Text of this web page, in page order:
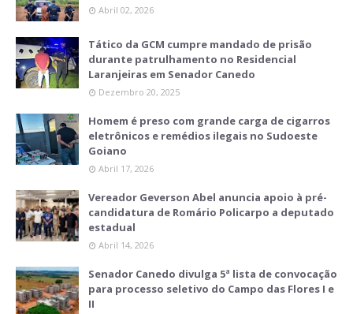
Abril 02, 2026
Tático da GCM cumpre mandado de prisão
durante patrulhamento no Residencial
Laranjeiras em Senador Canedo
Dezembro 20, 2025
Homem é preso com grande carga de cigarros
eletrônicos e remédios ilegais no Sudoeste
Goiano
Abril 17, 2026
Vereador Geverson Abel anuncia apoio à pré-
candidatura de Romário Policarpo a deputado
estadual
Abril 14, 2026
Senador Canedo divulga 5ª lista de convocação
para processo seletivo do Campo das Flores I e
II